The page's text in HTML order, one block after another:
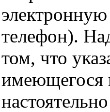
телефон).
том, что
имеющегося